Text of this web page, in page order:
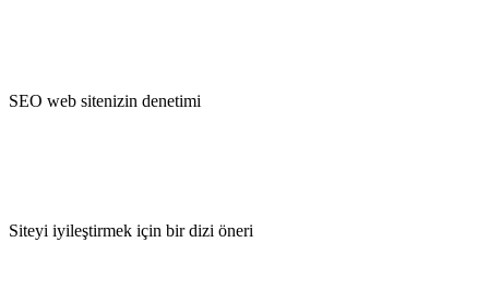
SEO web sitenizin denetimi
Siteyi iyileştirmek için bir dizi öneri